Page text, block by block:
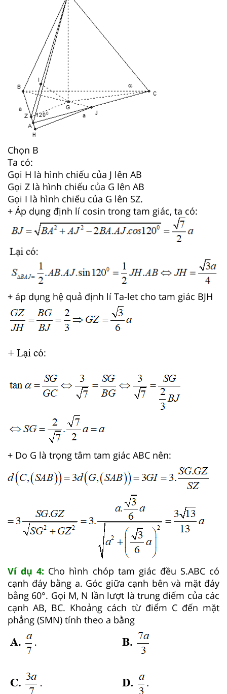
Chọn B
Ta có:
Gọi H là hình chiếu của J lên AB
Gọi Z là hình chiếu của G lên AB
Gọi I là hình chiếu của G lên SZ.
+ Áp dụng định lí cosin trong tam giác, ta có:
+ áp dụng hệ quả định lí Ta-let cho tam giác BJH
+ Do G là trọng tâm tam giác ABC nên:
Ví dụ 4: Cho hình chóp tam giác đều S.ABC có
cạnh đáy bằng a. Góc giữa cạnh bên và mặt đáy
bằng 60°. Gọi M, N lần lượt là trung điểm của các
cạnh AB, BC. Khoảng cách từ điểm C đến mặt
phẳng (SMN) tính theo a bằng